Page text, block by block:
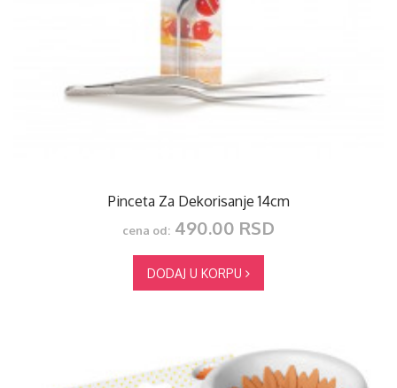
Pinceta Za Dekorisanje 14cm
cena od: 490.00 RSD
DODAJ U KORPU